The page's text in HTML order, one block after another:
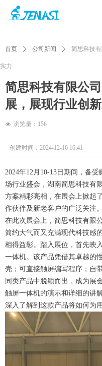
简思科技有限公
展，展现行业创
2024年12月10-13日期间，备
场行业盛会，湖南简思科技有
方案精彩亮相，在展会上掀起
作伙伴及新老客户的广泛关注。
在此次展会上，简思科技有限
简约大气而又充满现代科技感
相得益彰。踏入展位，首先映
一体机。该产品凭借其卓越的
壳；可直接触屏编写程序；自
同类产品中脱颖而出，成为展
触屏一体机的演示和详细的讲
深入了解到这款产品将如何为
创建时间： 2024-12-16 16:41
넶 浏览量： 156
首页 ꄲ 公司新闻 ꄲ 简思科技
实力